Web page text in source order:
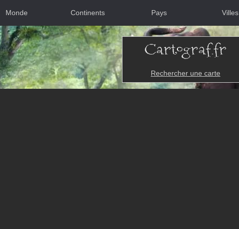
Monde Continents Pays Villes
Rechercher une carte